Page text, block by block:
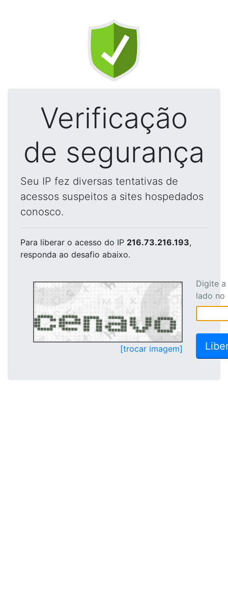
Verificação
de segurança
Seu IP fez diversas tentativas de
acessos suspeitos a sites hospedados
conosco.
Para liberar o acesso do IP 216.73.216.193,
responda ao desafio abaixo.
[trocar imagem]
Digite
lado no